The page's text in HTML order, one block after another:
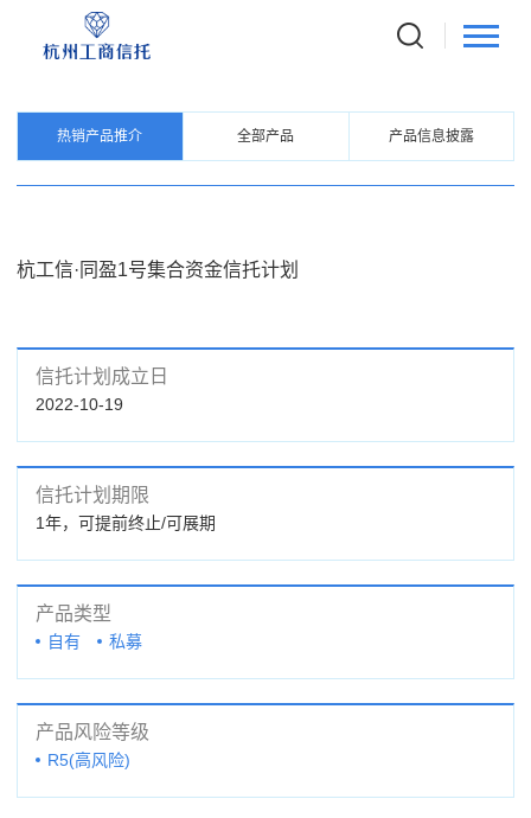
信托产品
热销产品推介 全部产品 产品信息披露
杭工信·同盈1号集合资金信托计划
信托计划成立日
2022-10-19
信托计划期限
1年，可提前终止/可展期
产品类型
自有 私募
产品风险等级
R5(高风险)